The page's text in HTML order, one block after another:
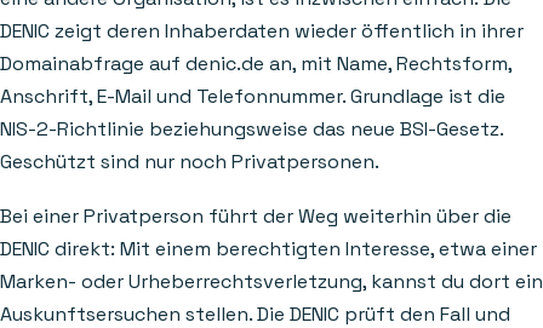
DENIC zeigt deren Inhaberdaten wieder öffentlich in ihrer
Domainabfrage auf denic.de an, mit Name, Rechtsform,
Anschrift, E-Mail und Telefonnummer. Grundlage ist die
NIS-2-Richtlinie beziehungsweise das neue BSI-Gesetz.
Geschützt sind nur noch Privatpersonen.
Bei einer Privatperson führt der Weg weiterhin über die
DENIC direkt: Mit einem berechtigten Interesse, etwa einer
Marken- oder Urheberrechtsverletzung, kannst du dort ein
Auskunftsersuchen stellen. Die DENIC prüft den Fall und